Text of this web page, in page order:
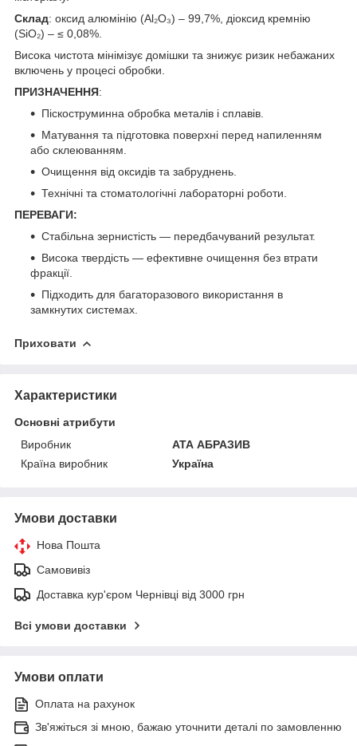
Склад: оксид алюмінію (Al₂O₃) – 99,7%, діоксид кремнію
(SiO₂) – ≤ 0,08%.
Висока чистота мінімізує домішки та знижує ризик небажаних
включень у процесі обробки.
ПРИЗНАЧЕННЯ:
Піскоструминна обробка металів і сплавів.
Матування та підготовка поверхні перед напиленням
або склеюванням.
Очищення від оксидів та забруднень.
Технічні та стоматологічні лабораторні роботи.
ПЕРЕВАГИ:
Стабільна зернистість — передбачуваний результат.
Висока твердість — ефективне очищення без втрати
фракції.
Підходить для багаторазового використання в
замкнутих системах.
Приховати
Характеристики
Основні атрибути
Виробник
АТА АБРАЗИВ
Країна виробник
Україна
Умови доставки
Нова Пошта
Самовивіз
Доставка кур'єром Чернівці від 3000 грн
Всі умови доставки
Умови оплати
Оплата на рахунок
Зв'яжіться зі мною, бажаю уточнити деталі по замовленню